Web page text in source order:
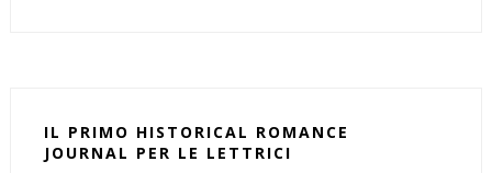
IL PRIMO HISTORICAL ROMANCE
JOURNAL PER LE LETTRICI